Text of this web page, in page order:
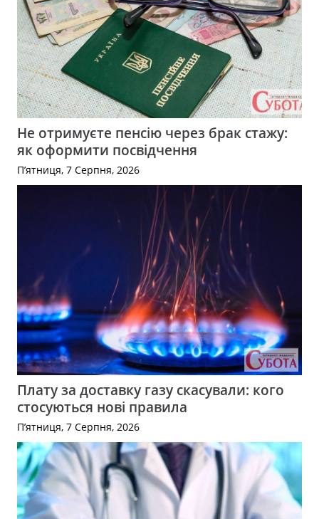
Не отримуєте пенсію через брак стажу:
як оформити посвідчення
П’ятниця, 7 Серпня, 2026
Плату за доставку газу скасували: кого
стосуються нові правила
П’ятниця, 7 Серпня, 2026